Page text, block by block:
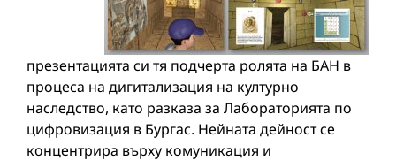
презентацията си тя подчерта ролята на БАН в
процеса на дигитализация на културно
наследство, като разказа за Лабораторията по
цифровизация в Бургас. Нейната дейност се
концентрира върху комуникация и